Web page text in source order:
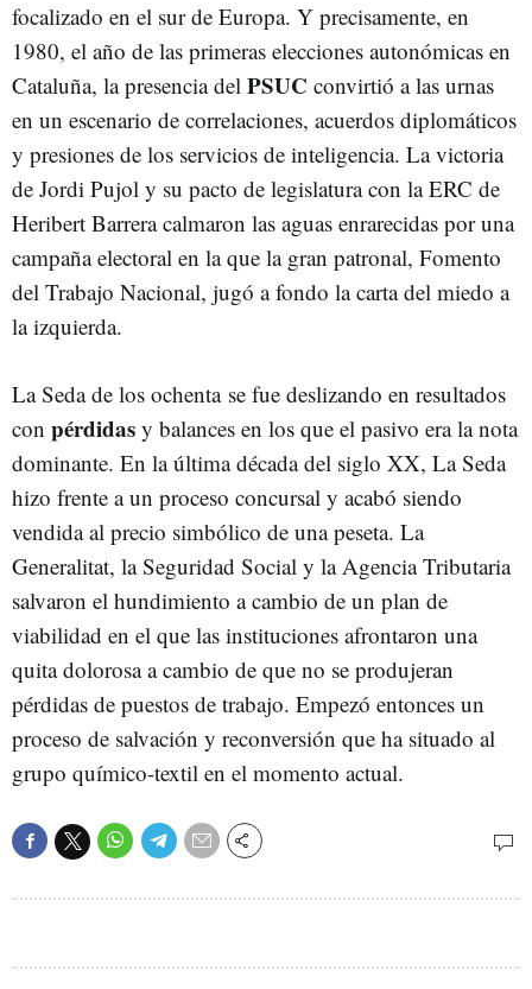
focalizado en el sur de Europa. Y precisamente, en
1980, el año de las primeras elecciones autonómicas en
Cataluña, la presencia del PSUC convirtió a las urnas
en un escenario de correlaciones, acuerdos diplomáticos
y presiones de los servicios de inteligencia. La victoria
de Jordi Pujol y su pacto de legislatura con la ERC de
Heribert Barrera calmaron las aguas enrarecidas por una
campaña electoral en la que la gran patronal, Fomento
del Trabajo Nacional, jugó a fondo la carta del miedo a
la izquierda.
La Seda de los ochenta se fue deslizando en resultados
con pérdidas y balances en los que el pasivo era la nota
dominante. En la última década del siglo XX, La Seda
hizo frente a un proceso concursal y acabó siendo
vendida al precio simbólico de una peseta. La
Generalitat, la Seguridad Social y la Agencia Tributaria
salvaron el hundimiento a cambio de un plan de
viabilidad en el que las instituciones afrontaron una
quita dolorosa a cambio de que no se produjeran
pérdidas de puestos de trabajo. Empezó entonces un
proceso de salvación y reconversión que ha situado al
grupo químico-textil en el momento actual.